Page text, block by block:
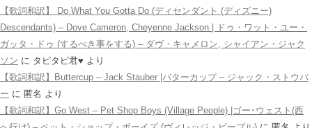
【歌詞和訳】 Do What You Gotta Do (ディセンダント (ディズニー)
Descendants) – Dove Cameron, Cheyenne Jackson | ドゥ・ワット・ユー・
ガッタ・ドゥ (するべき事をする) – ダヴ・キャメロン, シャイアン・ジャク
ソン に タピタピ君♥️ より
【歌詞和訳】Buttercup – Jack Stauber |バターカップ – ジャック・ストウバ
ー に 匿名 より
【歌詞和訳】Go West – Pet Shop Boys (Village People) |ゴー･ウェスト(西